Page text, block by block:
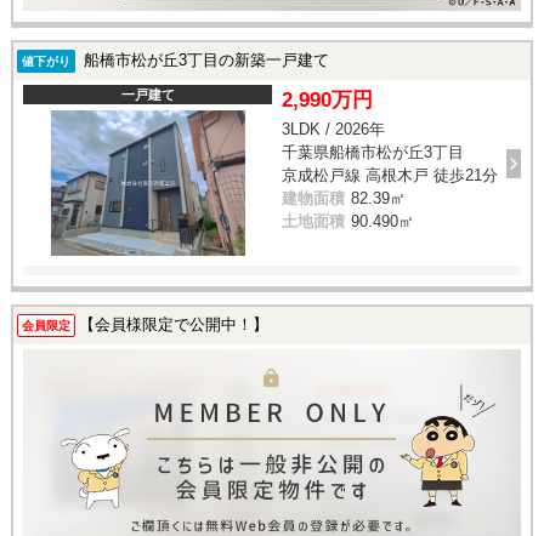
値下がり 船橋市松が丘3丁目の新築一戸建て
一戸建て 2,990万円
3LDK / 2026年
千葉県船橋市松が丘3丁目
京成松戸線 高根木戸 徒歩21分
建物面積 82.39㎡
土地面積 90.490㎡
会員限定 【会員様限定で公開中！】